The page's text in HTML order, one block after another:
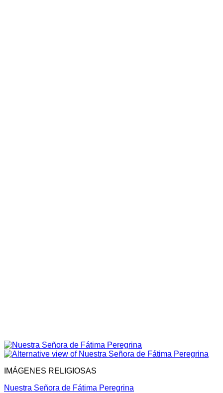
IMÁGENES RELIGIOSAS
Nuestra Señora de Fátima Peregrina